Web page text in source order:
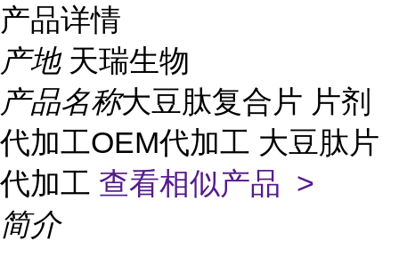
产品详情
产地 天瑞生物
产品名称大豆肽复合片 片剂
代加工OEM代加工 大豆肽片
代加工 查看相似产品 >
简介